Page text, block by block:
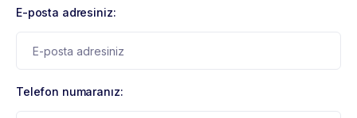
E-posta adresiniz:
Telefon numaranız: